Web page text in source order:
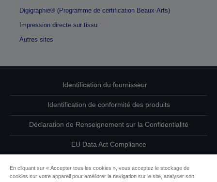
Digigraphie® (Programme de certification Beaux-Arts)
Impression directe sur tissu
Autres sites
Identification du fournisseur
Identification de conformité des produits
Déclaration de Renseignement sur la Confidentialité
EU Data Act Compliance
En cliquant sur « Accepter tous les cookies », vous acceptez le stockage de
cookies sur votre appareil pour améliorer la navigation sur le site, analyser son